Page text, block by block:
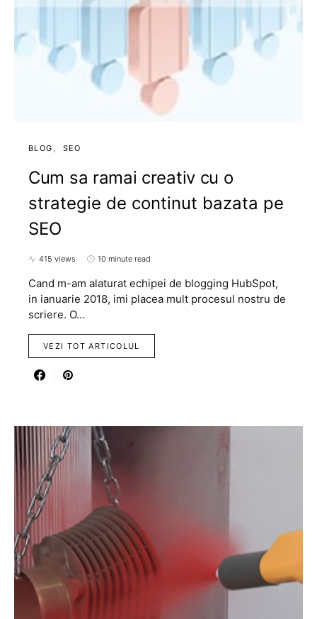
BLOG SEO
Cum sa ramai creativ cu o
strategie de continut bazata pe
SEO
415 views 10 minute read
Cand m-am alaturat echipei de blogging HubSpot,
in ianuarie 2018, imi placea mult procesul nostru de
scriere. O…
VEZI TOT ARTICOLUL